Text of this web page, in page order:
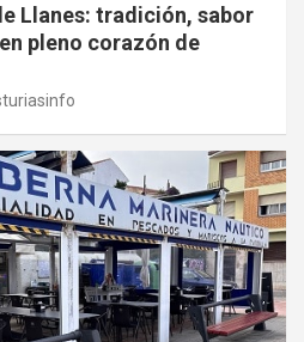
Llanes: tradición, sabor
pleno corazón de